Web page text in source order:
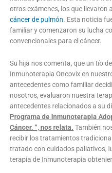
otros exámenes, los que llevaron
cáncer de pulmón. Esta noticia
familiar y comenzaron su lucha
convencionales para el cáncer.
Su hija nos comenta, que un tío
Inmunoterapia Oncovix en
antecedentes como familiar
nosotros, evaluaron nuestra
antecedentes relacionados a su
Programa de Inmunoterapia
Cáncer. “, nos relata. También
recibir los tratamientos
tratado con cuidados paliativos,
terapia de Inmunoterapia